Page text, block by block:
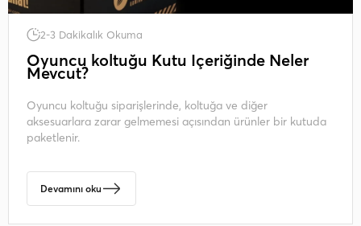
2-3 Dakikalık Okuma
Oyuncu koltuğu Kutu İçeriğinde Neler
Mevcut?
Oyuncu koltuğu siparişlerinde, koltuğa ve diğer
aksesuarlara zarar gelmemesi açısından ürünler bir kutuda
paketlenir.
Devamını oku